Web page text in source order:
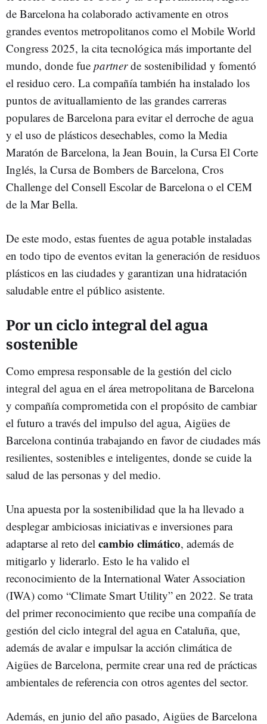
de Barcelona ha colaborado activamente en otros
grandes eventos metropolitanos como el Mobile World
Congress 2025, la cita tecnológica más importante del
mundo, donde fue partnerde sostenibilidad y fomentó
el residuo cero. La compañía también ha instalado los
puntos de avituallamiento de las grandes carreras
populares de Barcelona para evitar el derroche de agua
y el uso de plásticos desechables, como la Media
Maratón de Barcelona, la Jean Bouin, la Cursa El Corte
Inglés, la Cursa de Bombers de Barcelona, Cros
Challenge del Consell Escolar de Barcelona o el CEM
de la Mar Bella.
De este modo, estas fuentes de agua potable instaladas
en todo tipo de eventos evitan la generación de residuos
plásticos en las ciudades y garantizan una hidratación
saludable entre el público asistente.
Por un ciclo integral del agua
sostenible
Como empresa responsable de la gestión del ciclo
integral del agua en el área metropolitana de Barcelona
y compañía comprometida con el propósito de cambiar
el futuro a través del impulso del agua, Aigües de
Barcelona continúa trabajando en favor de ciudades más
resilientes, sostenibles e inteligentes, donde se cuide la
salud de las personas y del medio.
Una apuesta por la sostenibilidad que la ha llevado a
desplegar ambiciosas iniciativas e inversiones para
adaptarse al reto del cambio climático, además de
mitigarlo y liderarlo. Esto le ha valido el
reconocimiento de la International Water Association
(IWA) como “Climate Smart Utility” en 2022. Se trata
del primer reconocimiento que recibe una compañía de
gestión del ciclo integral del agua en Cataluña, que,
además de avalar e impulsar la acción climática de
Aigües de Barcelona, permite crear una red de prácticas
ambientales de referencia con otros agentes del sector.
Además, en junio del año pasado, Aigües de Barcelona